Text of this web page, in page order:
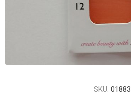
SKU: 01883